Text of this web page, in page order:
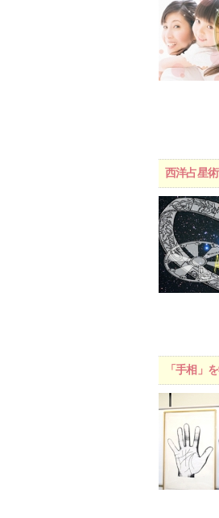
西洋占星
「手相」